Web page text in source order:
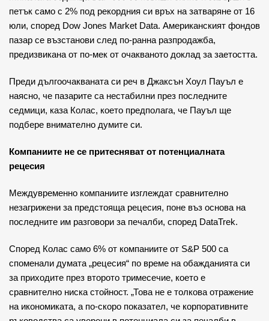
петък само с 2% под рекордния си връх на затваряне от 16
юли, според Dow Jones Market Data. Американският фондов
пазар се възстанови след по-ранна разпродажба,
предизвикана от по-мек от очакваното доклад за заетостта.
Преди дългоочакваната си реч в Джаксън Хоул Пауъл е
наясно, че пазарите са нестабилни през последните
седмици, каза Колас, което предполага, че Пауъл ще
подбере внимателно думите си.
Компаниите не се притесняват от потенциалната
рецесия
Междувременно компаниите изглеждат сравнително
незагрижени за предстояща рецесия, поне въз основа на
последните им разговори за печалби, според DataTrek.
Според Колас само 6% от компаниите от S&P 500 са
споменали думата „рецесия“ по време на обажданията си
за приходите през второто тримесечие, което е
сравнително ниска стойност. „Това не е толкова отражение
на икономиката, а по-скоро показател, че корпоративните